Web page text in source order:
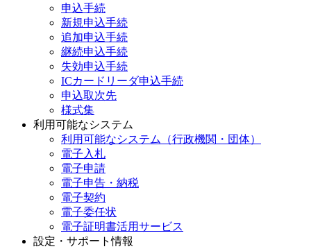
申込手続
新規申込手続
追加申込手続
継続申込手続
失効申込手続
ICカードリーダ申込手続
申込取次先
様式集
利用可能なシステム
利用可能なシステム（行政機関・団体）
電子入札
電子申請
電子申告・納税
電子契約
電子委任状
電子証明書活用サービス
設定・サポート情報